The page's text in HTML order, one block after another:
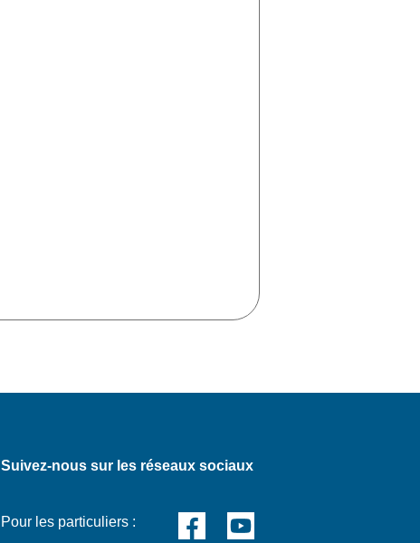
Suivez-nous sur les réseaux sociaux
Pour les particuliers :